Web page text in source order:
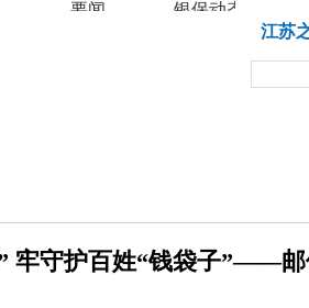
要闻 银保动态
江苏
牢守护百姓“钱袋子”——邮